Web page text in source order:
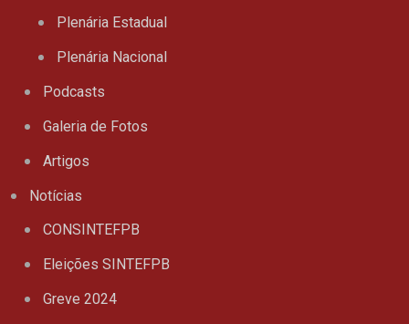
Plenária Estadual
Plenária Nacional
Podcasts
Galeria de Fotos
Artigos
Notícias
CONSINTEFPB
Eleições SINTEFPB
Greve 2024